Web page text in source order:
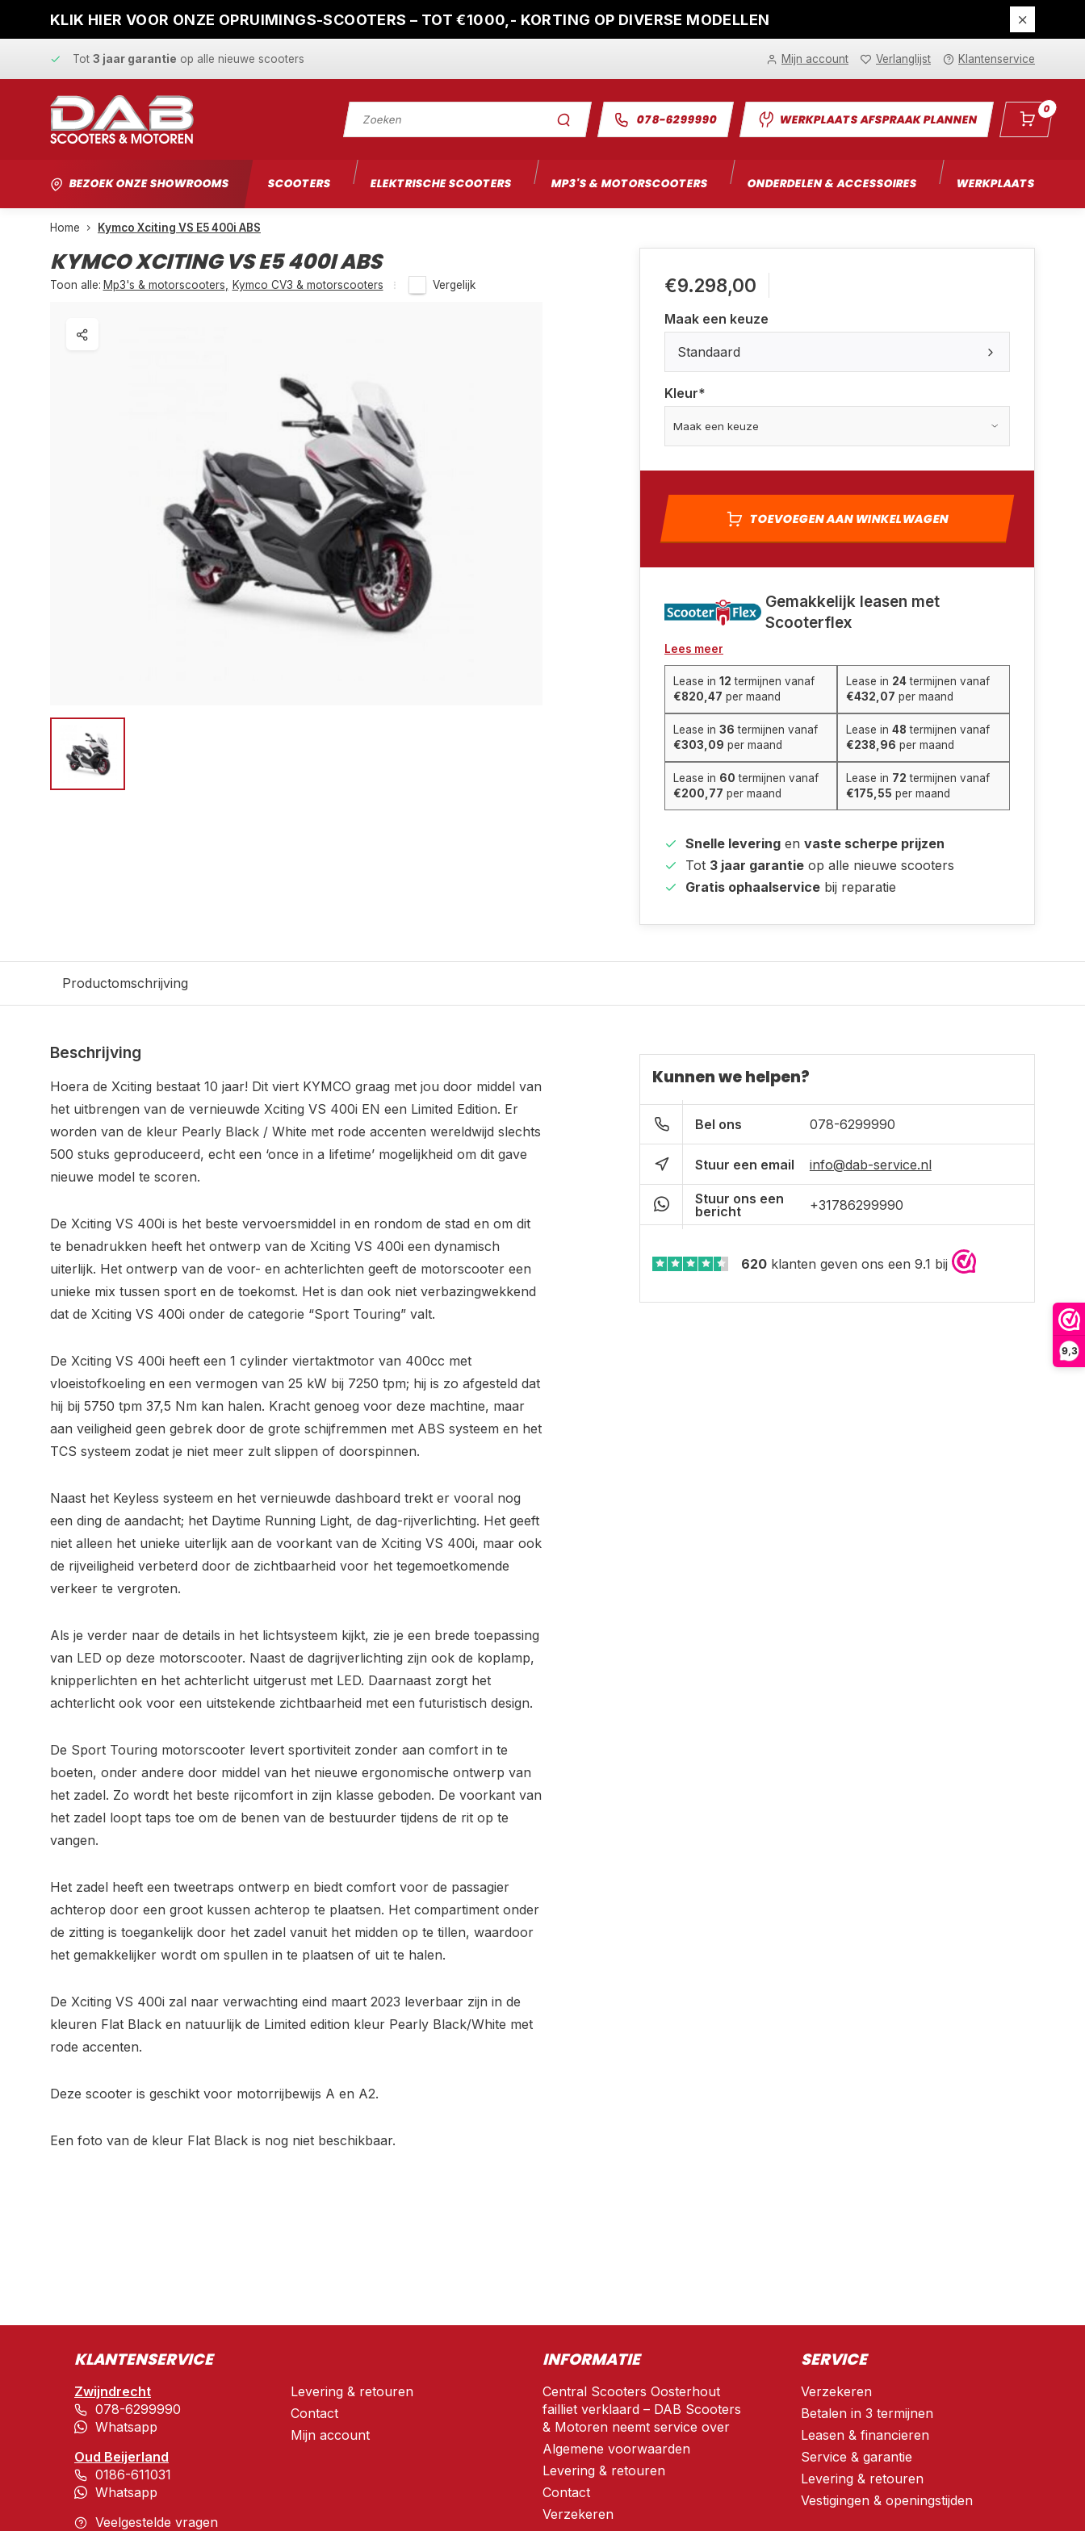
9,3
KLIK HIER VOOR ONZE OPRUIMINGS-SCOOTERS – TOT €1000,- KORTING OP DIVERSE MODELLEN
Snelle leveringen vaste scherpe prijzen
Tot 3 jaar garantie op alle nieuwe scooters
Gratis ophaalservicebij reparatie
Snelle leveringenvaste scherpe prijzen
Mijn account Verlanglijst Klantenservice
078-6299990 WERKPLAATS AFSPRAAK PLANNEN
0
BEZOEK ONZE SHOWROOMS SCOOTERS ELEKTRISCHE SCOOTERS MP3'S & MOTORSCOOTERS ONDERDELEN & ACCESSOIRES WERKPLAATS
Home Kymco Xciting VS E5 400i ABS
KYMCO XCITING VS E5 400I ABS
Toon alle: Mp3's & motorscooters Kymco CV3 & motorscooters Vergelijk €9.298,00
Maak een keuze
Standaard
Kleur*
TOEVOEGEN AAN WINKELWAGEN
Gemakkelijk leasen met
Scooterflex
Lees meer
Lease in 12 termijnen vanaf
€820,47 per maand
Lease in 24termijnen vanaf
€432,07 per maand
Lease in 36 termijnen vanaf
€303,09 per maand
Lease in 48 termijnen vanaf
€238,96 per maand
Lease in 60 termijnen vanaf
€200,77 per maand
Lease in 72 termijnen vanaf
€175,55 per maand
Snelle levering en vaste scherpe prijzen
Tot 3 jaar garantie op alle nieuwe scooters
Gratis ophaalservice bij reparatie
Productomschrijving
Beschrijving
Hoera de Xciting bestaat 10 jaar! Dit viert KYMCO graag met jou door middel van
het uitbrengen van de vernieuwde Xciting VS 400i EN een Limited Edition. Er
worden van de kleur Pearly Black / White met rode accenten wereldwijd slechts
500 stuks geproduceerd, echt een ‘once in a lifetime’ mogelijkheid om dit gave
nieuwe model te scoren.
De Xciting VS 400i is het beste vervoersmiddel in en rondom de stad en om dit
te benadrukken heeft het ontwerp van de Xciting VS 400i een dynamisch
uiterlijk. Het ontwerp van de voor- en achterlichten geeft de motorscooter een
unieke mix tussen sport en de toekomst. Het is dan ook niet verbazingwekkend
dat de Xciting VS 400i onder de categorie “Sport Touring” valt.
De Xciting VS 400i heeft een 1 cylinder viertaktmotor van 400cc met
vloeistofkoeling en een vermogen van 25 kW bij 7250 tpm; hij is zo afgesteld dat
hij bij 5750 tpm 37,5 Nm kan halen. Kracht genoeg voor deze machtine, maar
aan veiligheid geen gebrek door de grote schijfremmen met ABS systeem en het
TCS systeem zodat je niet meer zult slippen of doorspinnen.
Naast het Keyless systeem en het vernieuwde dashboard trekt er vooral nog
een ding de aandacht; het Daytime Running Light, de dag-rijverlichting. Het geeft
niet alleen het unieke uiterlijk aan de voorkant van de Xciting VS 400i, maar ook
de rijveiligheid verbeterd door de zichtbaarheid voor het tegemoetkomende
verkeer te vergroten.
Als je verder naar de details in het lichtsysteem kijkt, zie je een brede toepassing
van LED op deze motorscooter. Naast de dagrijverlichting zijn ook de koplamp,
knipperlichten en het achterlicht uitgerust met LED. Daarnaast zorgt het
achterlicht ook voor een uitstekende zichtbaarheid met een futuristisch design.
De Sport Touring motorscooter levert sportiviteit zonder aan comfort in te
boeten, onder andere door middel van het nieuwe ergonomische ontwerp van
het zadel. Zo wordt het beste rijcomfort in zijn klasse geboden. De voorkant van
het zadel loopt taps toe om de benen van de bestuurder tijdens de rit op te
vangen.
Het zadel heeft een tweetraps ontwerp en biedt comfort voor de passagier
achterop door een groot kussen achterop te plaatsen. Het compartiment onder
de zitting is toegankelijk door het zadel vanuit het midden op te tillen, waardoor
het gemakkelijker wordt om spullen in te plaatsen of uit te halen.
De Xciting VS 400i zal naar verwachting eind maart 2023 leverbaar zijn in de
kleuren Flat Black en natuurlijk de Limited edition kleur Pearly Black/White met
rode accenten.
Deze scooter is geschikt voor motorrijbewijs A en A2.
Een foto van de kleur Flat Black is nog niet beschikbaar.
Kunnen we helpen?
Bel ons 078-6299990
Stuur een email info@dab-service.nl
Stuur ons een
bericht
+31786299990
620 klanten geven ons een 9.1 bij
KLANTENSERVICE
Zwijndrecht
078-6299990
Whatsapp
Oud Beijerland
0186-611031
Whatsapp
Veelgestelde vragen
Levering & retouren
Contact
Mijn account
INFORMATIE
Central Scooters Oosterhout
failliet verklaard – DAB Scooters
& Motoren neemt service over
Algemene voorwaarden
Levering & retouren
Contact
Verzekeren
SERVICE
Verzekeren
Betalen in 3 termijnen
Leasen & financieren
Service & garantie
Levering & retouren
Vestigingen & openingstijden